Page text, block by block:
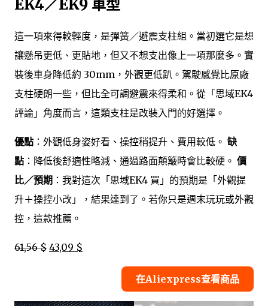
EK4／EK9 車型
這一項來得較輕度，是彈簧／避震支柱組。當初選它是想
讓懸吊更低、更貼地，但又不想支出像上一項那麼多。實
裝後車身降低約 30mm，外觀更低趴。駕駛感覺比原廠
支柱硬朗一些，但比全可調避震來得柔和。從「思域EK4
評論」角度而言，這類支柱是改裝入門的好選擇。
優點 ：外觀低身姿好看、操控稍提升、費用較低。 缺
點 ：降低後舒適性略減、通過路面顛簸時會比較硬。 價
比／預期 ：我對這次「思域EK4 買」的預期是「外觀提
升＋操控小改」，結果達到了。若你只是週末玩玩或外觀
控，這款推薦。
61,56 $ 43,09 $
在Aliexpress查看商品